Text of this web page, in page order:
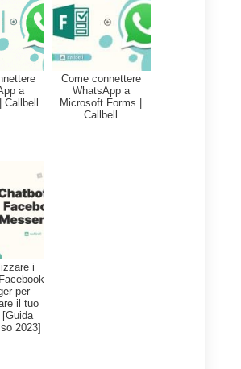
e su come premere
grilletto per far diventare il
realtà. Inoltre, uno degli
principali per questo
vendite future.
è proprio questo
a dare la spinta finale a
clienti per effettuare i loro